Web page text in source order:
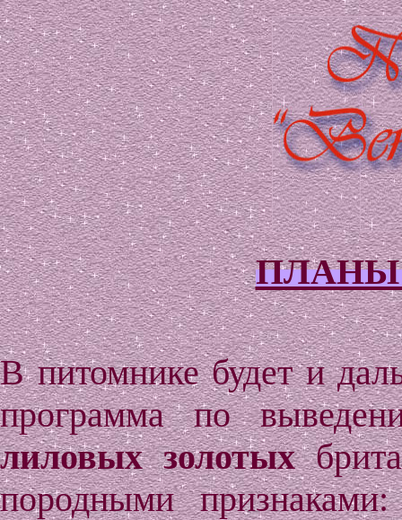
ПЛАНЫ
В питомнике будет и
программа по
лиловых золотых
породными